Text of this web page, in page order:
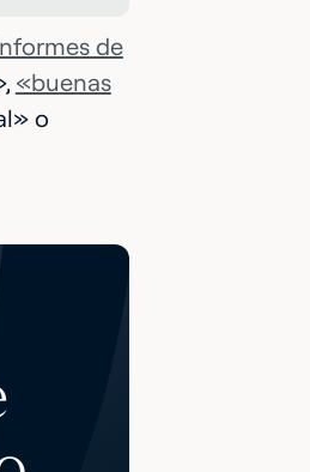
de
«buenas
o